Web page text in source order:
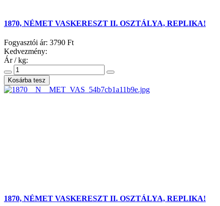
1870, NÉMET VASKERESZT II. OSZTÁLYA, REPLIKA!
Fogyasztói ár: 3790 Ft
Kedvezmény:
Ár / kg:
1870, NÉMET VASKERESZT II. OSZTÁLYA, REPLIKA!